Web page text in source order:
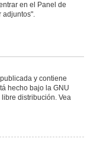
en el Panel de
adjuntos".
y contiene
hecho bajo la GNU
distribución. Vea